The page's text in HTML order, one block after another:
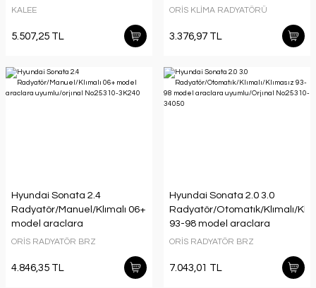
uyumlu/Orjınal No:25310-
KALEE
5.507,25 TL
No:97606-3K160
ORİS KLİMA RADYATÖRÜ
3.376,97 TL
Hyundai Sonata 2.4
Radyatör/Manuel/Klımalı 06+
model araclara
uyumlu/orjınal No:25310-
ORİS RADYATÖR BRZ
4.846,35 TL
Hyundai Sonata 2.0 3.0
Radyatör/Otomatık/Klımalı/
93-98 model araclara
uyumlu/Orjınal No:25310-
ORİS RADYATÖR BRZ
7.043,01 TL